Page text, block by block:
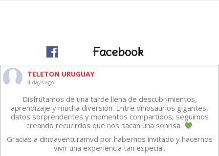
Facebook
TELETON URUGUAY
4 days ago
Disfrutamos de una tarde llena de descubrimientos,
aprendizaje y mucha diversión. Entre dinosaurios gigantes,
datos sorprendentes y momentos compartidos, seguimos
creando recuerdos que nos sacan una sonrisa.
Gracias a dinoaventuramvd por habernos invitado y hacernos
vivir una experiencia tan especial.